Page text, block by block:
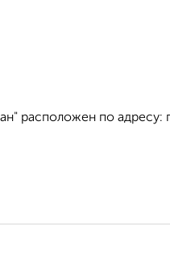
расположен по адресу: